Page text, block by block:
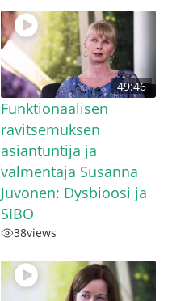
49:46
Funktionaalisen
ravitsemuksen
asiantuntija ja
valmentaja Susanna
Juvonen: Dysbioosi ja
SIBO
38views